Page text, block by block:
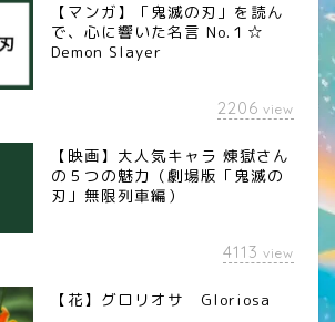
【マンガ】「鬼滅の刃」を読ん
で、心に響いた名言 No.１☆
Demon Slayer
2206 view
【映画】大人気キャラ 煉󠄁獄さん
の５つの魅力（劇場版「鬼滅の
刃」無限列車編）
4113 view
【花】グロリオサ Gloriosa